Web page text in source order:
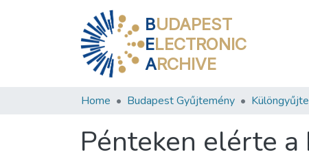
BUDAPEST
ELECTRONIC
ARCHIVE
Home Budapest Gyűjtemény
Pénteken elérte